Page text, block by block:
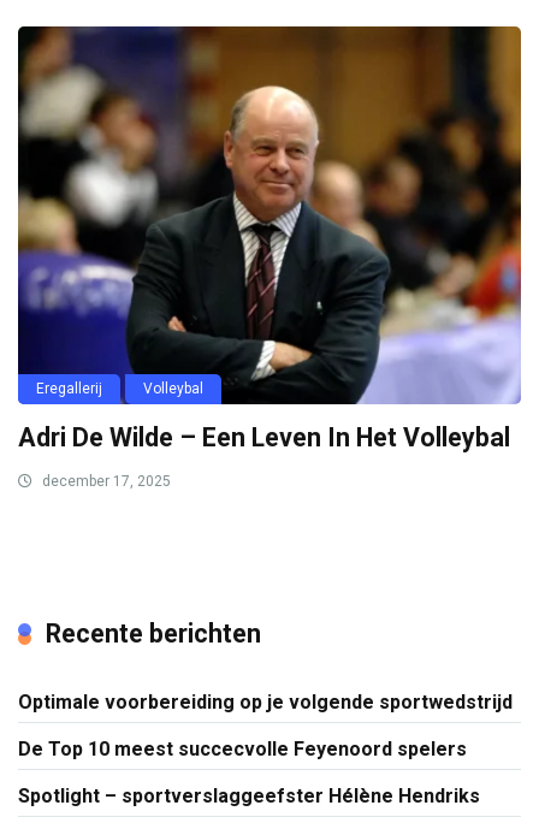
Eregallerij Volleybal
Adri De Wilde – Een Leven In Het Volleybal
december 17, 2025
Recente berichten
Optimale voorbereiding op je volgende sportwedstrijd
De Top 10 meest succecvolle Feyenoord spelers
Spotlight – sportverslaggeefster Hélène Hendriks